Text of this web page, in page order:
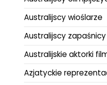
Australijscy wioślarze
Australijscy zapaśnicy
Australijskie aktorki
Azjatyckie